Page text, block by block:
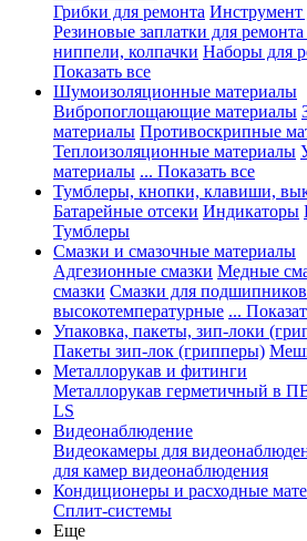
Грибки для ремонта
Резиновые заплатки для ремонта
ниппели, колпачки Наборы для
Показать все
Шумоизоляционные материалы
Вибропоглощающие материалы
материалы Противоскрипные
Теплоизоляционные материалы
материалы ... Показать все
Тумблеры, кнопки, клавиши,
Батарейные отсеки Индикаторы
Тумблеры
Смазки и смазочные материалы
Адгезионные смазки Медные
смазки Смазки для подшипников
высокотемпературные ...
Упаковка, пакеты, зип-локи
Пакеты зип-лок (грипперы)
Металлорукав и фитинги
Металлорукав герметичный в
LS
Видеонаблюдение
Видеокамеры для
для камер видеонаблюдения
Кондиционеры и расходные
Сплит-системы
Еще